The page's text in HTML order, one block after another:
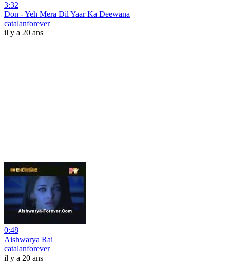
3:32
Don - Yeh Mera Dil Yaar Ka Deewana
catalanforever
il y a 20 ans
0:48
Aishwarya Rai
catalanforever
il y a 20 ans